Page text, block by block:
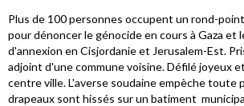
NOS PROJETS
SE DOCUMENTER
Plus de 100 personnes occupent un rond-
pour dénoncer le génocide en cours à Gaza et
d'annexion en Cisjordanie et Jerusalem-Est.
adjoint d'une commune voisine. Défilé joyeux
centre ville. L'averse soudaine empèche toute
drapeaux sont hissés sur un batiment